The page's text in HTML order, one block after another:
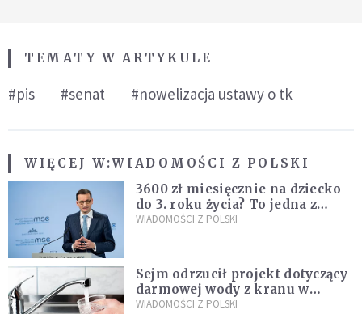
TEMATY W ARTYKULE
#pis #senat #nowelizacja ustawy o tk
WIĘCEJ W:WIADOMOŚCI Z POLSKI
3600 zł miesięcznie na dziecko
do 3. roku życia? To jedna z
propozycji programu "Rozwój
WIADOMOŚCI Z POLSKI
Sejm odrzucił projekt dotyczący
darmowej wody z kranu w
restauracjach
WIADOMOŚCI Z POLSKI